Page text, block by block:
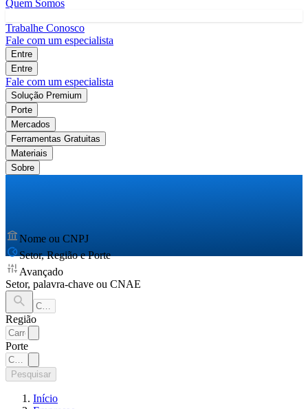
Quem Somos
Trabalhe Conosco
Fale com um especialista
Entre
Entre
Fale com um especialista
Solução Premium
Porte
Mercados
Ferramentas Gratuitas
Materiais
Sobre
Nome ou CNPJ
Setor, Região e Porte
Avançado
Setor, palavra-chave ou CNAE
Região
Porte
Pesquisar
Início